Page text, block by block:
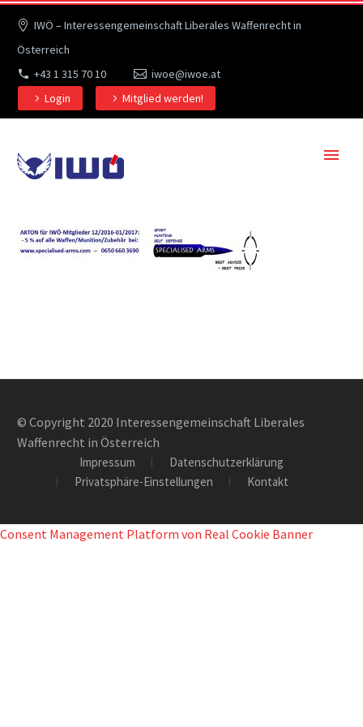
IWÖ – Interessengemeinschaft Liberales Waffenrecht in
Österreich
+43 1 315 70 10
iwoe@iwoe.at
Login
Mitglied werden!
© Copyright 2020 Interessengemeinschaft Liberales
Waffenrecht in Österreich
Impressum
Datenschutzerklärung
Privatsphäre-Einstellungen
Kontakt
Consent Management Platform von Real Cookie Banner